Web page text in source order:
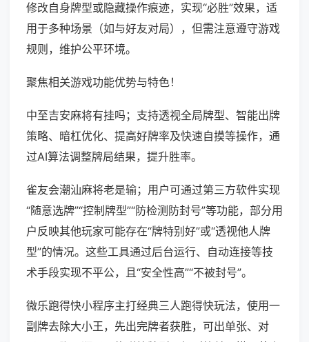
修改自身牌型或隐藏操作痕迹，实现“必胜”效果，适
用于多种场景（如与好友对局），但需注意遵守游戏
规则，维护公平环境。
聚焦相关游戏功能优势与特色！
中至吉安麻将有挂吗；支持透视全局牌型、智能出牌
策略、暗杠优化、提高好牌率及快速自摸等操作，通
过AI算法调整牌局结果，提升胜率。
雀友会潮汕麻将老是输；用户可通过第三方软件实现
“随意选牌”“控制牌型”“防检测防封号”等功能，部分用
户反映其他玩家可能存在“牌特别好”或“透视他人牌
型”的情况。这些工具通过后台运行、自动连接等技
术手段实现不平公，且“安全性高”“不被封号”。
微乐跑得快小程序主打经典三人跑得快玩法，使用一
副牌去除大小王，先出完牌者获胜，可出单张、对